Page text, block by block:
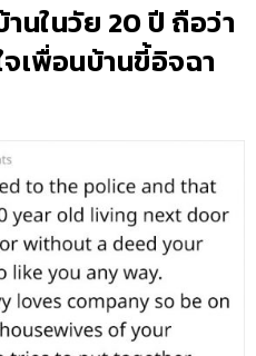
นในวัย 20 ปี ถือว่า
เพื่อนบ้านขี้อิจฉา